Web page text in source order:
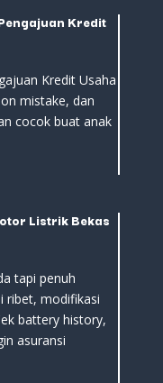
Kredit
Kredit Usaha
mistake, dan
cocok buat anak
Listrik Bekas
tapi penuh
ribet, modifikasi
battery history,
asuransi